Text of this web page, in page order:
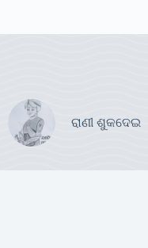
ରାଣୀ ଶୁକଦେଇ